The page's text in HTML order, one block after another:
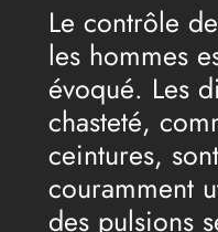
Le contrôle
les hommes
évoqué. Les
chasteté,
ceintures,
couramment
des pulsions